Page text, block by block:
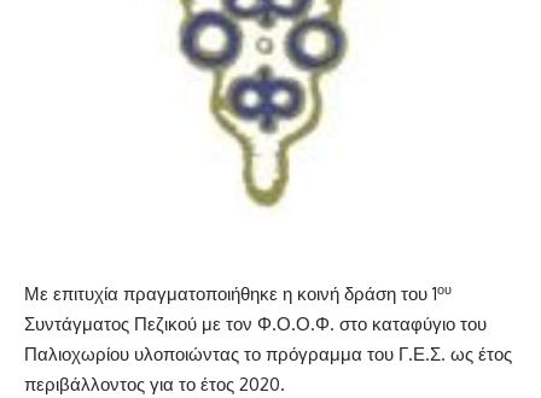
Με επιτυχία πραγματοποιήθηκε η κοινή δράση του 1ου
Συντάγματος Πεζικού με τον Φ.Ο.Ο.Φ. στο καταφύγιο του
Παλιοχωρίου υλοποιώντας το πρόγραμμα του Γ.Ε.Σ. ως έτος
περιβάλλοντος για το έτος 2020.